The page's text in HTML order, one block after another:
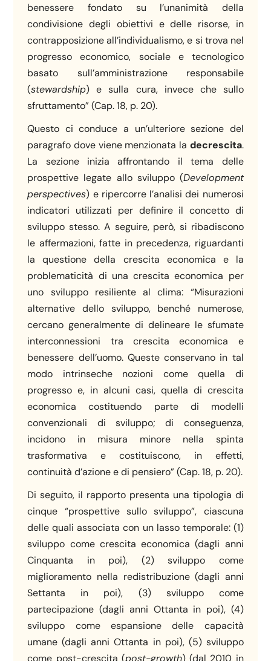
benessere fondato su l’unanimità della
condivisione degli obiettivi e delle risorse, in
contrapposizione all’individualismo, e si trova nel
progresso economico, sociale e tecnologico
basato sull’amministrazione responsabile
(stewardship) e sulla cura, invece che sullo
sfruttamento” (Cap. 18, p. 20).
Questo ci conduce a un’ulteriore sezione del
paragrafo dove viene menzionata la decrescita.
La sezione inizia affrontando il tema delle
prospettive legate allo sviluppo (Development
perspectives) e ripercorre l’analisi dei numerosi
indicatori utilizzati per definire il concetto di
sviluppo stesso. A seguire, però, si ribadiscono
le affermazioni, fatte in precedenza, riguardanti
la questione della crescita economica e la
problematicità di una crescita economica per
uno sviluppo resiliente al clima: “Misurazioni
alternative dello sviluppo, benché numerose,
cercano generalmente di delineare le sfumate
interconnessioni tra crescita economica e
benessere dell’uomo. Queste conservano in tal
modo intrinseche nozioni come quella di
progresso e, in alcuni casi, quella di crescita
economica costituendo parte di modelli
convenzionali di sviluppo; di conseguenza,
incidono in misura minore nella spinta
trasformativa e costituiscono, in effetti,
continuità d’azione e di pensiero” (Cap. 18, p. 20).
Di seguito, il rapporto presenta una tipologia di
cinque “prospettive sullo sviluppo”, ciascuna
delle quali associata con un lasso temporale: (1)
sviluppo come crescita economica (dagli anni
Cinquanta in poi), (2) sviluppo come
miglioramento nella redistribuzione (dagli anni
Settanta in poi), (3) sviluppo come
partecipazione (dagli anni Ottanta in poi), (4)
sviluppo come espansione delle capacità
umane (dagli anni Ottanta in poi), (5) sviluppo
come post-crescita (post-growth) (dal 2010 in